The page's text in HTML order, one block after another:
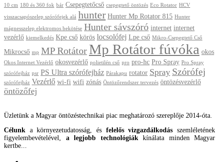
10 cm 180 és 360 fok bár Csepegtetőcső csepegtető öntözés Eco Rotator HCV
visszacsapószelep szórófejek alá hunter Hunter Mp Rotator 815 Hunter
mágnesszelep elektromos bekötése Hunter sávszóró internet internet
vezérlő kiemelkedés Kpe cső körös locsolófej Lpe cső Mikro-Csepegtető Cső
Mikrocső mp MP Rotátor Mp Rotátor fúvóka okos
Okos Internet Vezérlő okosvezérlő polietilén cső pro pro-hc Pro Spray Pro Spray
szórófejház psr PS Ultra szórófejház Párakapu rotator Spray Szórófej
szórófejház Vezérlő wi-fi wifi zónás Öntözőrendszer tervezés öntözésvezérlő
öntözőfej
Üzletünk a Magyar öntözéstechnikai piac meghatározó szereplője 2014-óta.
Célunk a környezetudatosság, és felelős vizgazdálkodás szemléletének
figyelembevételével, a legjobb technológiákkínálata minden Magyar
kertbe...